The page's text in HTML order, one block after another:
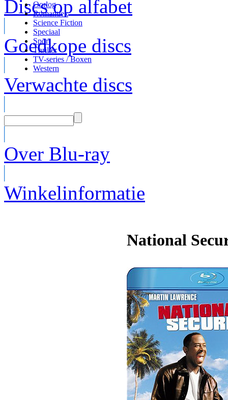
Discs op alfabet
Goedkope discs
Verwachte discs
Over Blu-ray
Winkelinformatie
Oorlog
Romantiek
Science Fiction
Speciaal
Sport
Thriller
TV-series / Boxen
Western
National